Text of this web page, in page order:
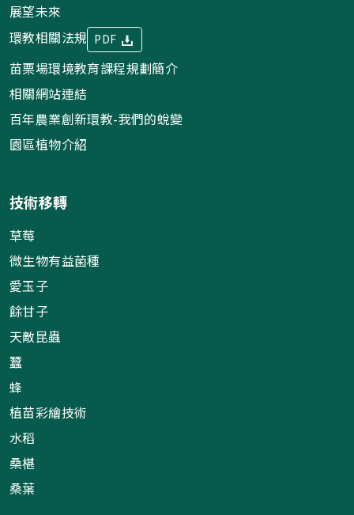
展望未來
環教相關法規 PDF
苗栗場環境教育課程規劃簡介
相關網站連結
百年農業創新環教-我們的蛻變
園區植物介紹
技術移轉
草莓
微生物有益菌種
愛玉子
餘甘子
天敵昆蟲
蠶
蜂
植苗彩繪技術
水稻
桑椹
桑葉